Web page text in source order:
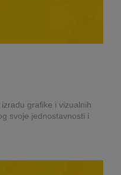
grafike i vizualnih
svoje jednostavnosti i